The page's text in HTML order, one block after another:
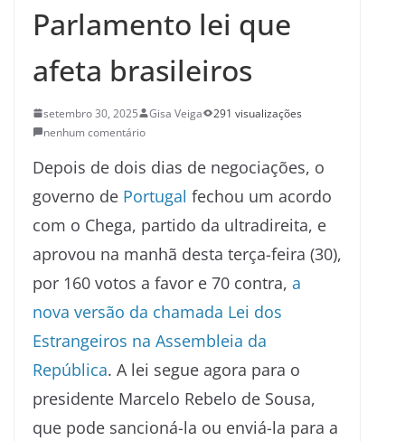
Parlamento lei que
afeta brasileiros
setembro 30, 2025 Gisa Veiga
291 visualizações
nenhum comentário
Depois de dois dias de negociações, o
governo de Portugal fechou um acordo
com o Chega, partido da ultradireita, e
aprovou na manhã desta terça-feira (30),
por 160 votos a favor e 70 contra, a
nova versão da chamada Lei dos
Estrangeiros na Assembleia da
República. A lei segue agora para o
presidente Marcelo Rebelo de Sousa,
que pode sancioná-la ou enviá-la para a